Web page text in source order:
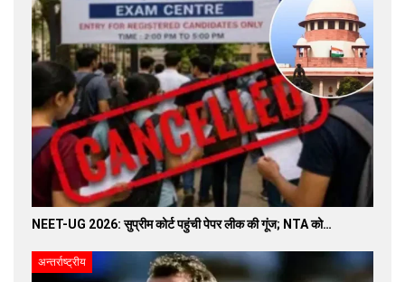
NEET-UG 2026: सुप्रीम कोर्ट पहुंची पेपर लीक की गूंज; NTA को…
अन्तर्राष्ट्रीय